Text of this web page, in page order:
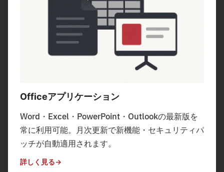
Officeアプリケーション
Word・Excel・PowerPoint・Outlookの最新版を
常に利用可能。月次更新で新機能・セキュリティパ
ッチが自動適用されます。
詳しく見る